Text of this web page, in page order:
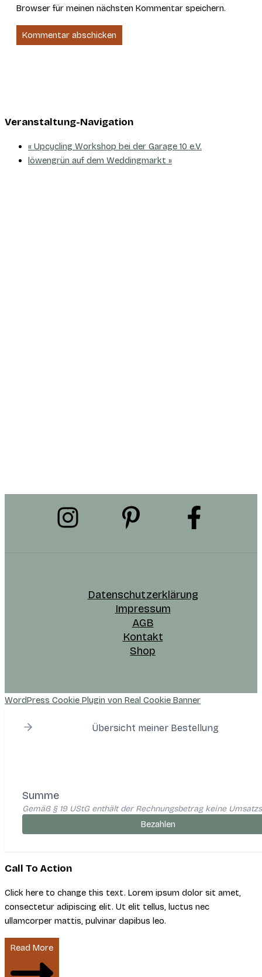
Browser für meinen nächsten Kommentar speichern.
Veranstaltung-Navigation
« Upcycling Workshop bei der Garage 10 e.V.
löwengrün auf dem Weddingmarkt »
Datenschutzerklärung
Impressum
AGB
Kontakt
Shop
WordPress Cookie Plugin von Real Cookie Banner
Übersicht meiner Bestellung
Summe
Gemäß § 19 UStG enthält der Rechnungsbetrag keine
Bezahlen
Call To Action
Click here to change this text. Lorem ipsum dolor sit amet,
consectetur adipiscing elit. Ut elit tellus, luctus nec
ullamcorper mattis, pulvinar dapibus leo.
Read More